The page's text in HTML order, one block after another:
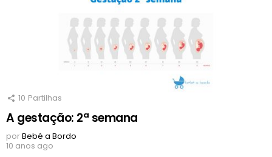
10 Partilhas
A gestação: 2ª semana
porBebé a Bordo
10 anos ago